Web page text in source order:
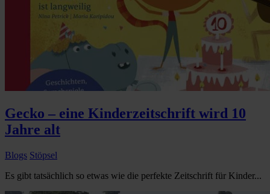
Gecko – eine Kinderzeitschrift wird 10
Jahre alt
Blogs Stöpsel
Es gibt tatsächlich so etwas wie die perfekte Zeitschrift für Kinder...